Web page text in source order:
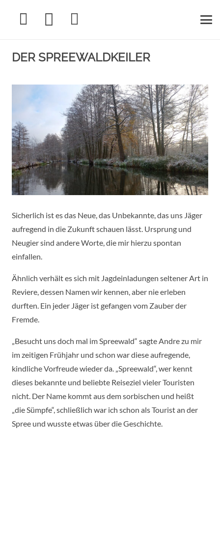
DER SPREEWALDKEILER
Sicherlich ist es das Neue, das Unbekannte, das uns Jäger
aufregend in die Zukunft schauen lässt. Ursprung und
Neugier sind andere Worte, die mir hierzu spontan
einfallen.
Ähnlich verhält es sich mit Jagdeinladungen seltener Art in
Reviere, dessen Namen wir kennen, aber nie erleben
durften. Ein jeder Jäger ist gefangen vom Zauber der
Fremde.
„Besucht uns doch mal im Spreewald“ sagte Andre zu mir
im zeitigen Frühjahr und schon war diese aufregende,
kindliche Vorfreude wieder da. „Spreewald“, wer kennt
dieses bekannte und beliebte Reiseziel vieler Touristen
nicht. Der Name kommt aus dem sorbischen und heißt
„die Sümpfe“, schließlich war ich schon als Tourist an der
Spree und wusste etwas über die Geschichte.